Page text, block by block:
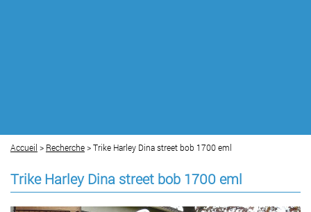
Accueil > Recherche> Trike Harley Dina street bob 1700 eml
Trike Harley Dina street bob 1700 eml